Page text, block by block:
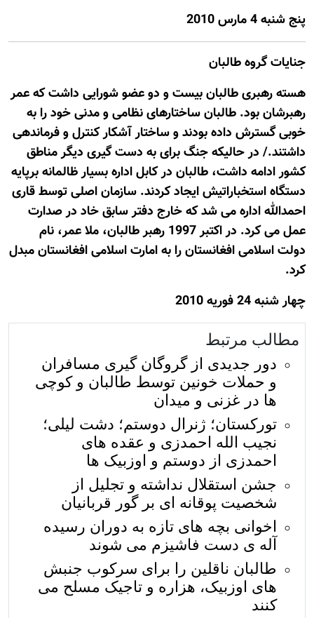
پنج شنبه 4 مارس 2010
جنایات گروه طالبان
هسته رهبری طالبان بیست و دو عضو شورایی داشت که عمر
رهبرشان بود. طالبان ساختارهای نظامی و مدنی خود را به
خوبی گسترش داده بودند و ساختار آشکار کنترل و فرماندهی
داشتند./ در حالیکه جنگ برای به دست گیری دیگر مناطق
کشور ادامه داشت، طالبان در کابل اداره بسیار ظالمانه برپایه
دستگاه استخباراتیش ایجاد کردند. سازمان اصلی توسط قاری
احمدالله اداره می شد که خارج دفتر سابق خاد در صدارت
عمل می کرد. در اکتبر 1997 رهبر طالبان، ملا عمر، نام
دولت اسلامی افغانستان را به امارت اسلامی افغانستان مبدل
کرد.
چهار شنبه 24 فوريه 2010
مطالب مرتبط
دور جدیدی از گروگان گیری مسافران
و حملات خونین توسط طالبان و کوچی
ها در غزنی و میدان
تورکستان؛ ژنرال دوستم؛ دشت لیلی؛
نجیب الله احمدزی و عقده های
احمدزی از دوستم و اوزبیک ها
جشن استقلال نداشته و تجلیل از
شخصیت پوقانه ای بر گور قربانیان
اخوانی بچه های تازه به دوران رسیده
آله ی دست فاشیزم می شوند
طالبان ناقلین را برای سرکوب جنبش
های اوزبیک، هزاره و تاجیک مسلح می
کنند